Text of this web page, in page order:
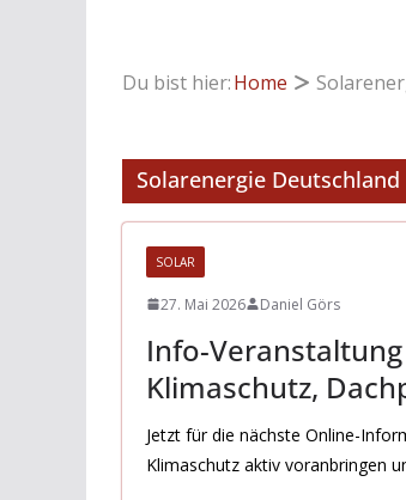
Du bist hier:Home
Solarenergie Deutschland
SOLAR
27. Mai 2026 Daniel Görs
Info-
Klimaschutz,
Jetzt für die nächste Online-
Klimaschutz aktiv voranbringen